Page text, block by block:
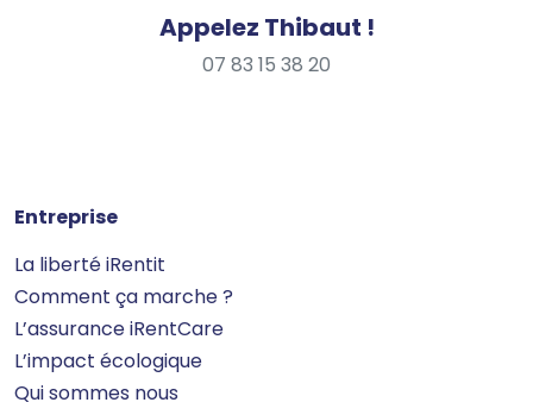
Appelez Thibaut !
07 83 15 38 20
Entreprise
La liberté iRentit
Comment ça marche ?
L’assurance iRentCare
L’impact écologique
Qui sommes nous